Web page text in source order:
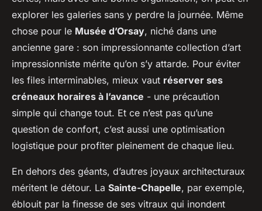
explorer les galeries sans y perdre la journée. Même
chose pour le Musée d’Orsay, niché dans une
ancienne gare : son impressionnante collection d’art
impressionniste mérite qu’on s’y attarde. Pour éviter
les files interminables, mieux vaut réserver ses
créneaux horaires à l’avance - une précaution
simple qui change tout. Et ce n’est pas qu’une
question de confort, c’est aussi une optimisation
logistique pour profiter pleinement de chaque lieu.
En dehors des géants, d’autres joyaux architecturaux
méritent le détour. La Sainte-Chapelle, par exemple,
éblouit par la finesse de ses vitraux qui inondent